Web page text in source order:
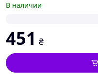
В наличии
451 ₴